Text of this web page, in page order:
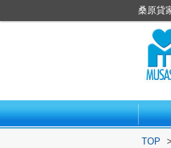
桑原貸
TOP >